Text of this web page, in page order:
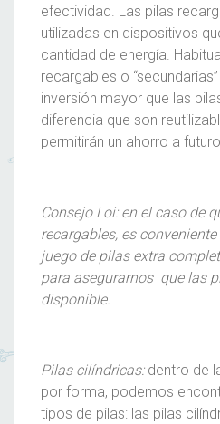
efectividad. Las pilas
utilizadas en dispositivos
cantidad de energía.
recargables o
inversión mayor que las
diferencia que son
permitirán un ahorro a
Consejo Loi: en el caso de
recargables, es
juego de pilas extra
para asegurarnos que las
disponible.
Pilas cilíndricas: dentro de
por forma, podemos
tipos de pilas: las pilas